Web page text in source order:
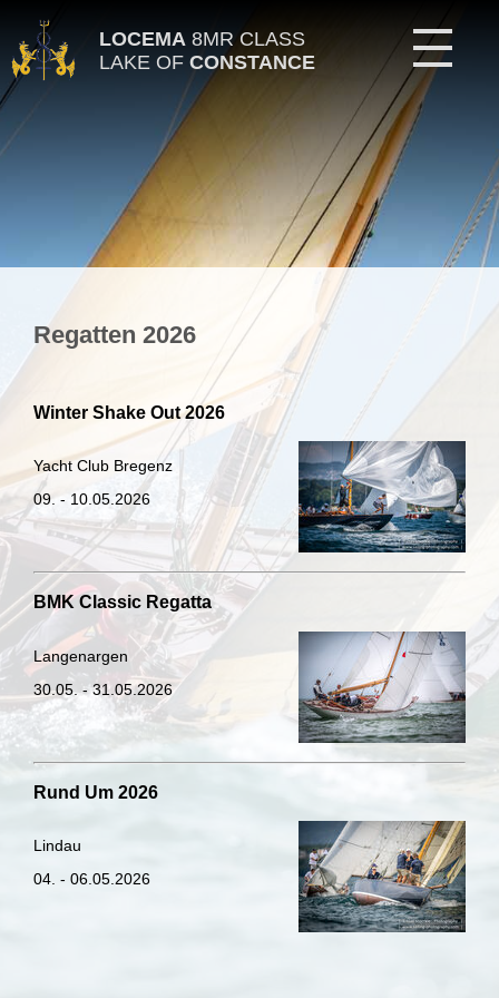
Regatten 2026
Winter Shake Out 2026
Yacht Club Bregenz
09. - 10.05.2026
BMK Classic Regatta
Langenargen
30.05. - 31.05.2026
Rund Um 2026
Lindau
04. - 06.05.2026
LOCEMA8MR CLASS
LAKE OF CONSTANCE